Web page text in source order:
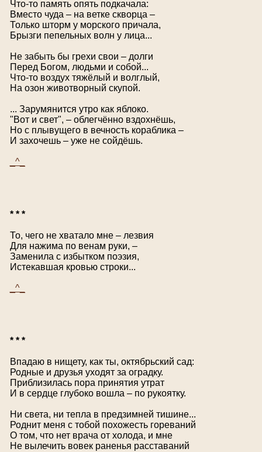
Что-то память опять подкачала:
Вместо чуда – на ветке скворца –
Только шторм у морского причала,
Брызги пепельных волн у лица...
Не забыть бы грехи свои – долги
Перед Богом, людьми и собой...
Что-то воздух тяжёлый и волглый,
На озон животворный скупой.
... Зарумянится утро как яблоко.
"Вот и свет", – облегчённо вздохнёшь,
Но с плывущего в вечность кораблика –
И захочешь – уже не сойдёшь.
_^_
* * *
То, чего не хватало мне – лезвия
Для нажима по венам руки, –
Заменила с избытком поэзия,
Истекавшая кровью строки...
_^_
* * *
Впадаю в нищету, как ты, октябрьский сад:
Родные и друзья уходят за оградку.
Приблизилась пора принятия утрат
И в сердце глубоко вошла – по рукоятку.
Ни света, ни тепла в предзимней тишине...
Роднит меня с тобой похожесть гореваний
О том, что нет врача от холода, и мне
Не вылечить вовек раненья расставаний